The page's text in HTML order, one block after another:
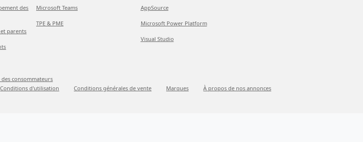
des
parents
Microsoft Teams
TPE & PME
AppSource
Microsoft Power Platform
Visual Studio
consommateurs
Conditions d'utilisation Conditions générales de vente Marques
À propos de nos annonces